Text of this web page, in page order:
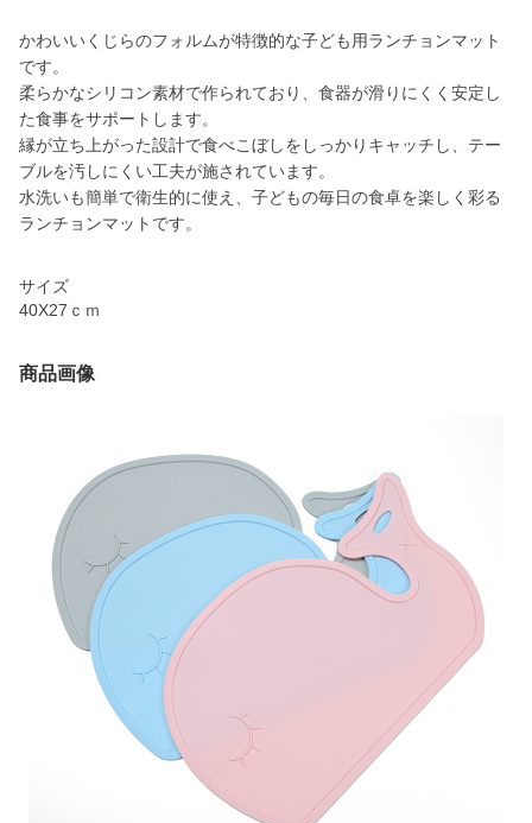
かわいいくじらのフォルムが特徴的な子ども用ランチョンマット
です。
柔らかなシリコン素材で作られており、食器が滑りにくく安定し
た食事をサポートします。
縁が立ち上がった設計で食べこぼしをしっかりキャッチし、テー
ブルを汚しにくい工夫が施されています。
水洗いも簡単で衛生的に使え、子どもの毎日の食卓を楽しく彩る
ランチョンマットです。
サイズ
40X27ｃｍ
商品画像